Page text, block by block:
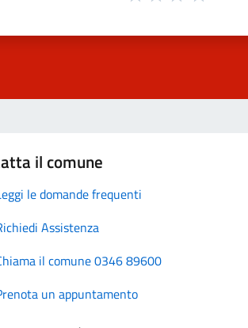
il comune
le domande frequenti
Assistenza
il comune 0346 89600
un appuntamento